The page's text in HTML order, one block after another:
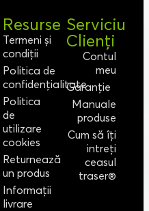
Resurse
Termeni și
condiții
Politica de
confidențialitate
Politica
de
utilizare
cookies
Returnează
un produs
Informații
livrare
Serviciu
Clienți
Contul
meu
Garanție
Manuale
produse
Cum să îți
intreți
ceasul
traser®